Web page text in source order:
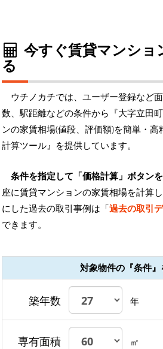
今すぐ賃貸マンショ
る
ウチノカチでは、ユーザー登録など
数、駅距離などの条件から『大字立田
ンの家賃相場(値段、評価額)を簡単・
計算ツール』を提供しています。
条件を指定して「価格計算」ボタン
座に賃貸マンションの家賃相場を計算
にした過去の取引事例は「過去の取引
できます。
対象物件の『条件』
築年数 年
専有面積 ㎡